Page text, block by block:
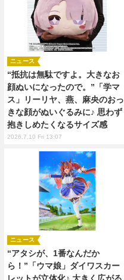
“抵抗は無駄ですよ。大きなお
顔ぬいになったので。”「学マ
ス」リーリヤ、燕、麻央のおっ
きな顔がぬいぐるみに♪ 思わず
抱きしめたくなるサイズ感
ニュース
2026.7.10 Fri 13:07
“アタシが、1番なんだか
ら！”「ウマ娘」ダイワスカー
ニュース